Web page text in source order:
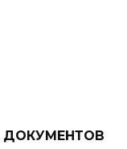
ДОКУМЕНТОВ